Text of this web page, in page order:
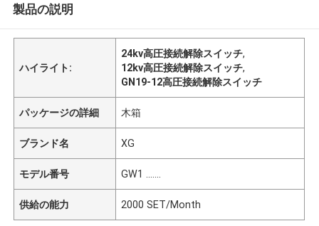
製品の説明
ハイライト:
24kv高圧接続解除スイッチ,
12kv高圧接続解除スイッチ,
GN19-12高圧接続解除スイッチ
パッケージの詳細 木箱
ブランド名 XG
モデル番号 GW1 .......
供給の能力 2000 SET/Month